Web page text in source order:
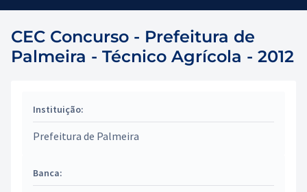
CEC Concurso - Prefeitura de
Palmeira - Técnico Agrícola - 2012
Instituição:
Prefeitura de Palmeira
Banca: